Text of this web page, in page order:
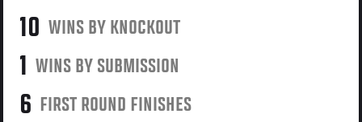
10 WINS BY KNOCKOUT
1 WINS BY SUBMISSION
6 FIRST ROUND FINISHES